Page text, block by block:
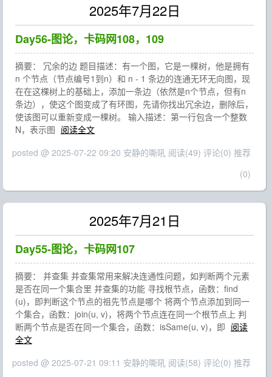
2025年7月22日
Day56-图论，卡码网108，109
摘要： 冗余的边 题目描述：有一个图，它是一棵树，他是拥有
n 个节点（节点编号1到n）和 n - 1 条边的连通无环无向图，现
在在这棵树上的基础上，添加一条边（依然是n个节点，但有n
条边），使这个图变成了有环图，先请你找出冗余边，删除后，
使该图可以重新变成一棵树。 输入描述：第一行包含一个整数
N，表示图 阅读全文
posted @ 2025-07-22 09:20 安静的嘶吼 阅读(49) 评论(0) 推荐
(0)
2025年7月21日
Day55-图论，卡码网107
摘要： 并查集 并查集常用来解决连通性问题，如判断两个元素
是否在同一个集合里 并查集的功能 寻找根节点，函数：find
(u)，即判断这个节点的祖先节点是哪个 将两个节点添加到同一
个集合，函数：join(u, v)，将两个节点连在同一个根节点上 判
断两个节点是否在同一个集合，函数：isSame(u, v)，即 阅读
全文
posted @ 2025-07-21 09:11 安静的嘶吼 阅读(58) 评论(0) 推荐